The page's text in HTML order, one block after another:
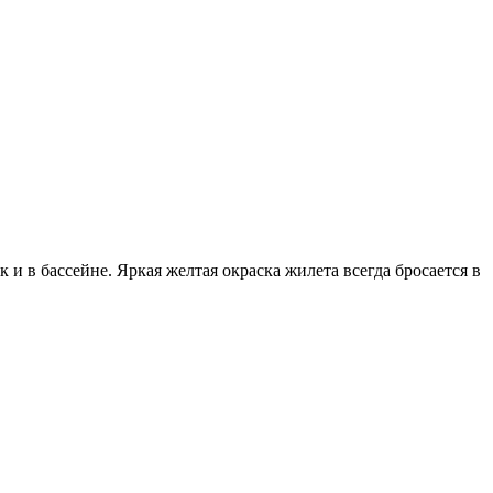
бассейне. Яркая желтая окраска жилета всегда бросается в